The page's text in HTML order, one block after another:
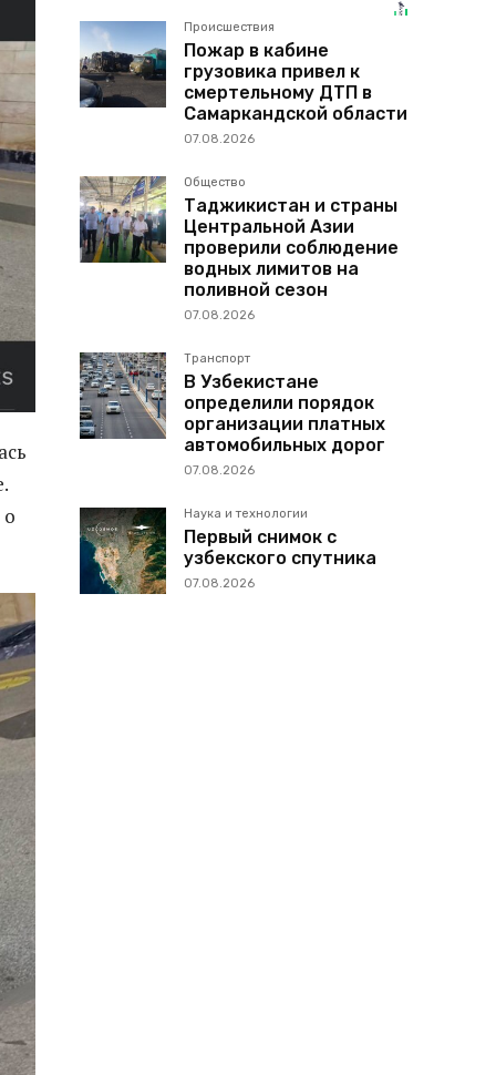
Происшествия
Пожар в кабине
грузовика привел к
смертельному ДТП в
Самаркандской области
07.08.2026
Общество
Таджикистан и страны
Центральной Азии
проверили соблюдение
водных лимитов на
поливной сезон
07.08.2026
Транспорт
В Узбекистане
определили порядок
организации платных
автомобильных дорог
07.08.2026
Наука и технологии
Первый снимок с
узбекского спутника
07.08.2026